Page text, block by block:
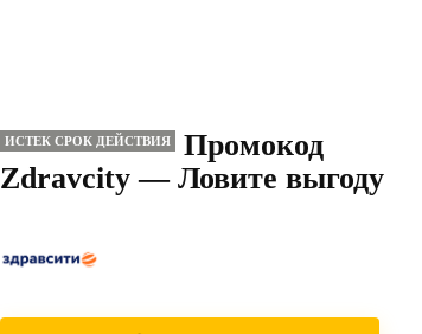
ИСТЕК СРОК ДЕЙСТВИЯ
Промокод
Zdravcity — Ловите выгоду